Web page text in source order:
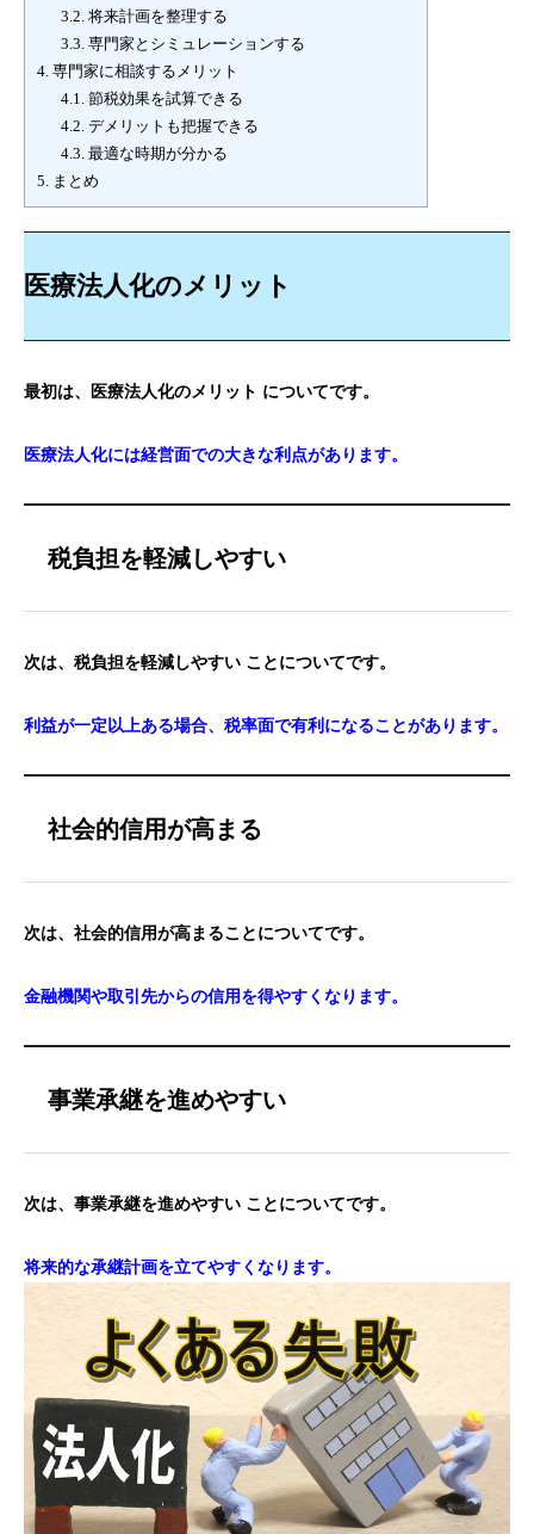
3.2.将来計画を整理する
3.3.専門家とシミュレーションする
4. 専門家に相談するメリット
4.1.節税効果を試算できる
4.2.デメリットも把握できる
4.3.最適な時期が分かる
5. まとめ
医療法人化のメリット
最初は、医療法人化のメリット についてです。
医療法人化には経営面での大きな利点があります。
税負担を軽減しやすい
次は、税負担を軽減しやすい ことについてです。
利益が一定以上ある場合、税率面で有利になることがあります。
社会的信用が高まる
次は、社会的信用が高まることについてです。
金融機関や取引先からの信用を得やすくなります。
事業承継を進めやすい
次は、事業承継を進めやすい ことについてです。
将来的な承継計画を立てやすくなります。